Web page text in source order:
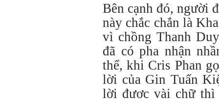
Bên cạnh đó, người
này chắc chắn là
vì chồng Thanh
đã có pha nhận
thể, khi Cris Phan
lời của Gin Tuấn
lời được vài chữ thì